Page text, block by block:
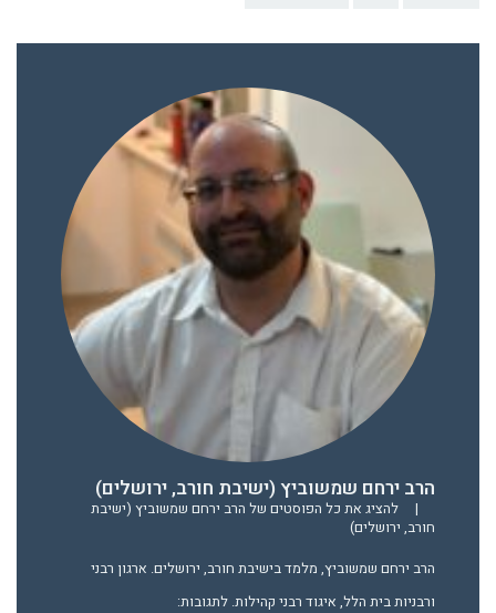
הרב ירחם שמשוביץ (ישיבת חורב, ירושלים)
|
להציג את כל הפוסטים של הרב ירחם שמשוביץ (ישיבת
חורב, ירושלים)
הרב ירחם שמשוביץ, מלמד בישיבת חורב, ירושלים. ארגון רבני
ורבניות בית הלל, איגוד רבני קהילות. לתגובות: